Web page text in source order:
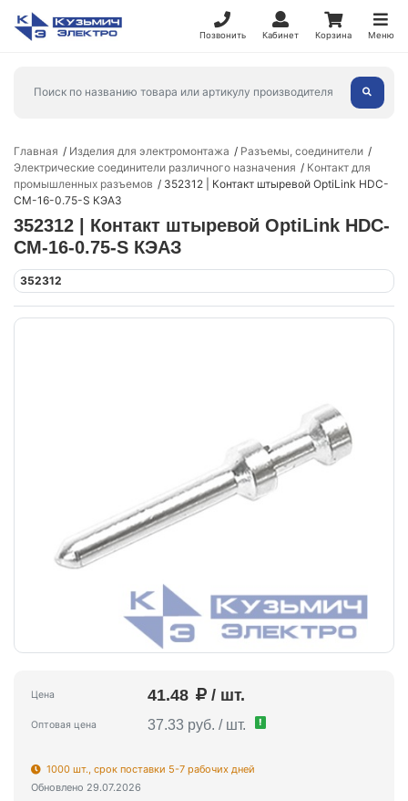
Позвонить Кабинет Корзина Меню
Главная Изделия для электромонтажа
Разъемы, соединители
Электрические соединители различного назначения
Контакт для
промышленных разъемов
352312 | Контакт штыревой OptiLink HDC-
CM-16-0.75-S КЭАЗ
352312 | Контакт штыревой OptiLink HDC-
CM-16-0.75-S КЭАЗ
352312
Цена 41.48 / шт.
Оптовая цена 37.33 руб. / шт. !
1000 шт., срок поставки 5-7 рабочих дней
Обновлено 29.07.2026